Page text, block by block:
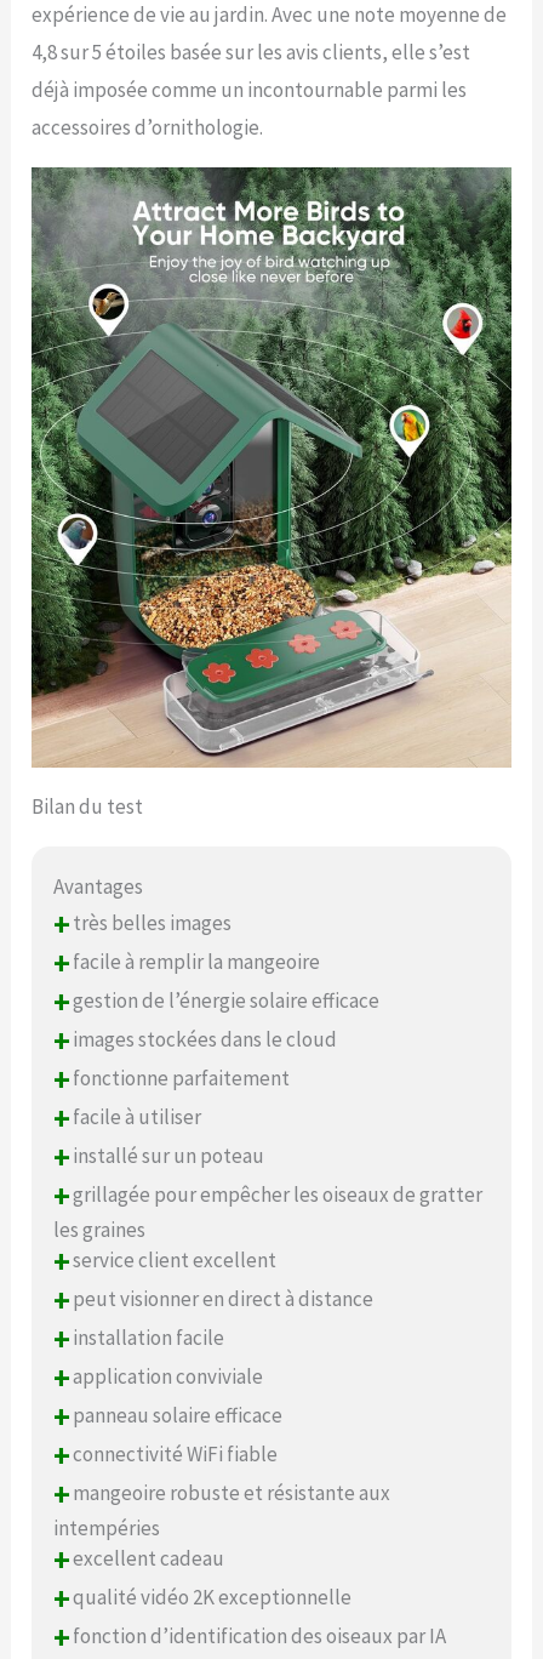
expérience de vie au jardin. Avec une note moyenne de
4,8 sur 5 étoiles basée sur les avis clients, elle s’est
déjà imposée comme un incontournable parmi les
accessoires d’ornithologie.
Bilan du test
Avantages
+très belles images
+facile à remplir la mangeoire
+gestion de l’énergie solaire efficace
+images stockées dans le cloud
+fonctionne parfaitement
+facile à utiliser
+installé sur un poteau
+grillagée pour empêcher les oiseaux de gratter
les graines
+service client excellent
+peut visionner en direct à distance
+installation facile
+application conviviale
+panneau solaire efficace
+connectivité WiFi fiable
+mangeoire robuste et résistante aux
intempéries
+excellent cadeau
+qualité vidéo 2K exceptionnelle
+fonction d’identification des oiseaux par IA